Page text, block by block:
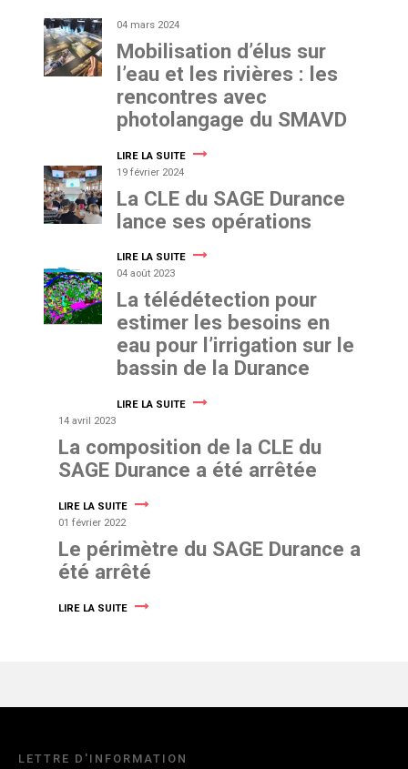
04 mars 2024
Mobilisation d’élus sur
l’eau et les rivières : les
rencontres avec
photolangage du SMAVD
LIRE LA SUITE
19 février 2024
La CLE du SAGE Durance
lance ses opérations
LIRE LA SUITE
04 août 2023
La télédétection pour
estimer les besoins en
eau pour l’irrigation sur le
bassin de la Durance
LIRE LA SUITE
14 avril 2023
La composition de la CLE du
SAGE Durance a été arrêtée
LIRE LA SUITE
01 février 2022
Le périmètre du SAGE Durance a
été arrêté
LIRE LA SUITE
LETTRE D'INFORMATION